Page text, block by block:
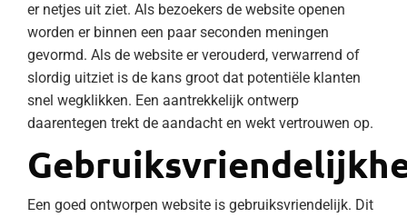
er netjes uit ziet. Als bezoekers de website openen
worden er binnen een paar seconden meningen
gevormd. Als de website er verouderd, verwarrend of
slordig uitziet is de kans groot dat potentiële klanten
snel wegklikken. Een aantrekkelijk ontwerp
daarentegen trekt de aandacht en wekt vertrouwen op.
Een goed ontworpen website is gebruiksvriendelijk. Dit